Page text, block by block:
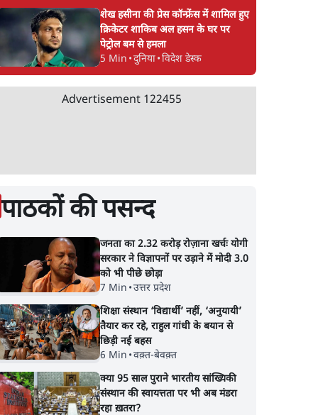
शेख हसीना की प्रेस कॉन्फ्रेंस में शामिल हुए
क्रिकेटर शाकिब अल हसन के घर पर
पेट्रोल बम से हमला
5 Min •दुनिया•विदेश डेस्क
Advertisement 122455
पाठकों की पसन्द
जनता का 2.32 करोड़ रोज़ाना खर्चः योगी
सरकार ने विज्ञापनों पर उड़ाने में मोदी 3.0
को भी पीछे छोड़ा
7 Min •उत्तर प्रदेश
शिक्षा संस्थान ‘विद्यार्थी’ नहीं, ‘अनुयायी’
तैयार कर रहे, राहुल गांधी के बयान से
छिड़ी नई बहस
6 Min •वक़्त-बेवक़्त
क्या 95 साल पुराने भारतीय सांख्यिकी
संस्थान की स्वायत्तता पर भी अब मंडरा
रहा ख़तरा?